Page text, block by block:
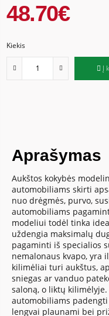
48.70€
Kiekis
Į
Aprašymas
Aukštos kokybės
automobiliams skirti
nuo drėgmės, purvo,
automobiliams
modeliui todėl tinka
uždengia maksimalų
pagaminti iš specialios
nemalonaus kvapo, yra
kilimėliai turi aukštus,
sniegas ar vanduo
saloną, o liktų
automobiliams
lengvai plaunami bei